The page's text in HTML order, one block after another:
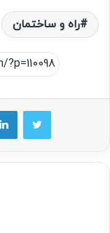
راه و ساختمان